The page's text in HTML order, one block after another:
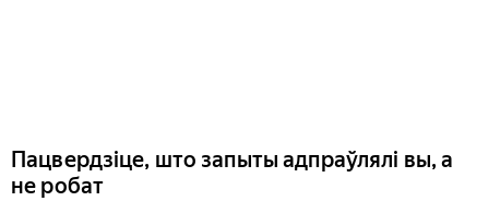
Пацвердзіце, што запыты адпраўлялі вы, а
не робат